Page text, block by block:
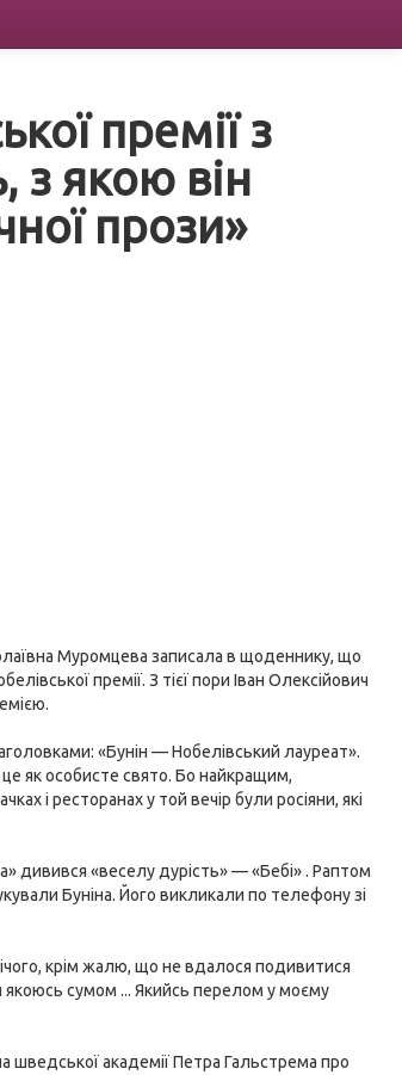
премії з
з якою він
прози»
Муромцева записала в щоденнику, що
премії. З тієї пори Іван Олексійович
«Бунін — Нобелівський лауреат».
як особисте свято. Бо найкращим,
і ресторанах у той вечір були росіяни, які
дивився «веселу дурість» — «Бебі» . Раптом
Буніна. Його викликали по телефону зі
крім жалю, що не вдалося подивитися
якоюсь сумом ... Якийсь перелом у моєму
шведської академії Петра Гальстрема про